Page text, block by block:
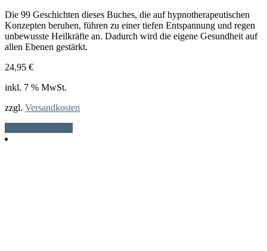
Die 99 Geschichten dieses Buches, die auf hypnotherapeutischen
Konzepten beruhen, führen zu einer tiefen Entspannung und regen
unbewusste Heilkräfte an. Dadurch wird die eigene Gesundheit auf
allen Ebenen gestärkt.
24,95 €
inkl. 7 % MwSt.
zzgl. Versandkosten